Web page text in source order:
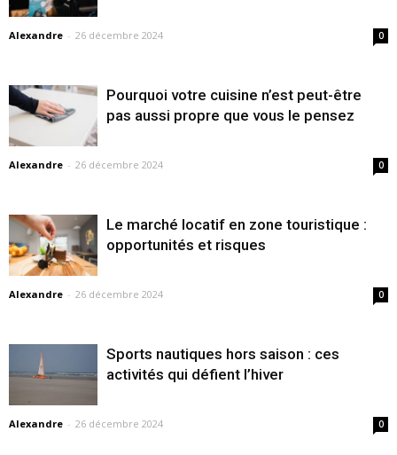
Alexandre - 26 décembre 2024 0
Pourquoi votre cuisine n’est peut-être
pas aussi propre que vous le pensez
Alexandre - 26 décembre 2024 0
Le marché locatif en zone touristique :
opportunités et risques
Alexandre - 26 décembre 2024 0
Sports nautiques hors saison : ces
activités qui défient l’hiver
Alexandre - 26 décembre 2024 0